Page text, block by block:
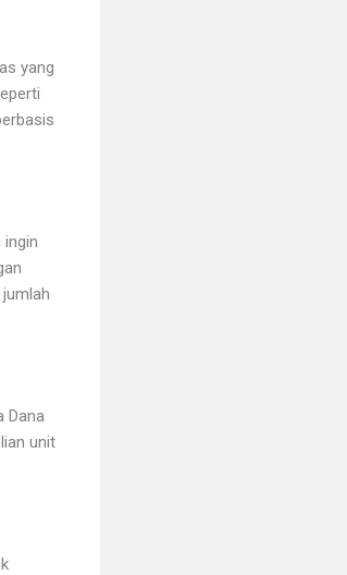
yang
ingin
Dana
unit